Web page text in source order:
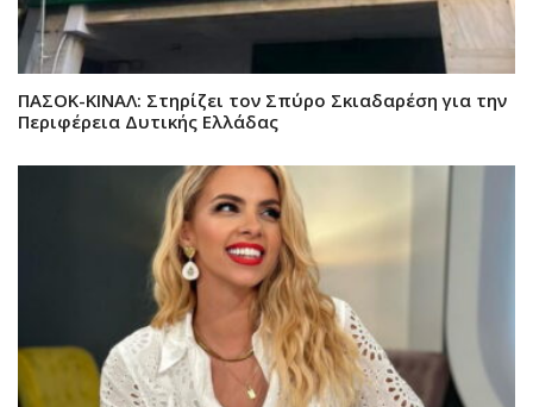
ΠΑΣΟΚ-ΚΙΝΑΛ: Στηρίζει τον Σπύρο Σκιαδαρέση για την
Περιφέρεια Δυτικής Ελλάδας